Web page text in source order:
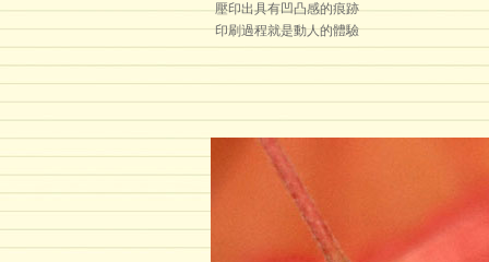
壓印出具有凹凸感的痕跡
印刷過程就是動人的體驗